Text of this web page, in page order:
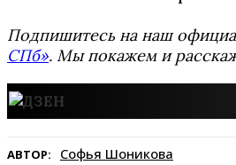
Подпишитесь на наш
СПб». Мы покажем и
АВТОР: Софья Шоникова